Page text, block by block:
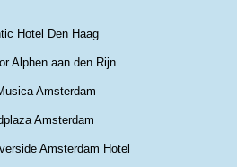
Hotel Den Haag
Alphen aan den Rijn
Amsterdam
Amsterdam
Amsterdam Hotel